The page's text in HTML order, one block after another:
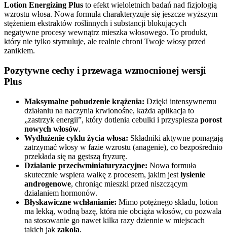
Lotion Energizing Plus to efekt wieloletnich badań nad fizjologią
wzrostu włosa. Nowa formuła charakteryzuje się jeszcze wyższym
stężeniem ekstraktów roślinnych i substancji blokujących
negatywne procesy wewnątrz mieszka włosowego. To produkt,
który nie tylko stymuluje, ale realnie chroni Twoje włosy przed
zanikiem.
Pozytywne cechy i przewaga wzmocnionej wersji
Plus
Maksymalne pobudzenie krążenia: Dzięki intensywnemu
działaniu na naczynia krwionośne, każda aplikacja to
„zastrzyk energii”, który dotlenia cebulki i przyspiesza porost
nowych włosów.
Wydłużenie cyklu życia włosa: Składniki aktywne pomagają
zatrzymać włosy w fazie wzrostu (anagenie), co bezpośrednio
przekłada się na gęstszą fryzurę.
Działanie przeciwminiaturyzacyjne: Nowa formuła
skutecznie wspiera walkę z procesem, jakim jest łysienie
androgenowe, chroniąc mieszki przed niszczącym
działaniem hormonów.
Błyskawiczne wchłanianie: Mimo potężnego składu, lotion
ma lekką, wodną bazę, która nie obciąża włosów, co pozwala
na stosowanie go nawet kilka razy dziennie w miejscach
takich jak zakola.